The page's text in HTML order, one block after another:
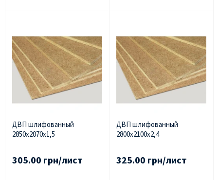
ДВП шлифованный
2850х2070х1,5
305.00 грн/лист
ДВП шлифованный
2800х2100х2,4
325.00 грн/лист